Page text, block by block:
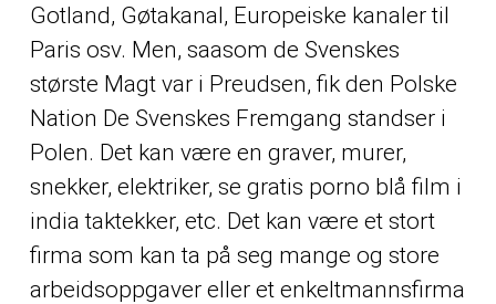
Gotland, Gøtakanal, Europeiske kanaler til
Paris osv. Men, saasom de Svenskes
største Magt var i Preudsen, fik den Polske
Nation De Svenskes Fremgang standser i
Polen. Det kan være en graver, murer,
snekker, elektriker, se gratis porno blå film i
india taktekker, etc. Det kan være et stort
firma som kan ta på seg mange og store
arbeidsoppgaver eller et enkeltmannsfirma